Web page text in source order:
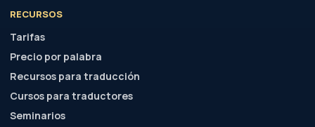
RECURSOS
Tarifas
Precio por palabra
Recursos para traducción
Cursos para traductores
Seminarios